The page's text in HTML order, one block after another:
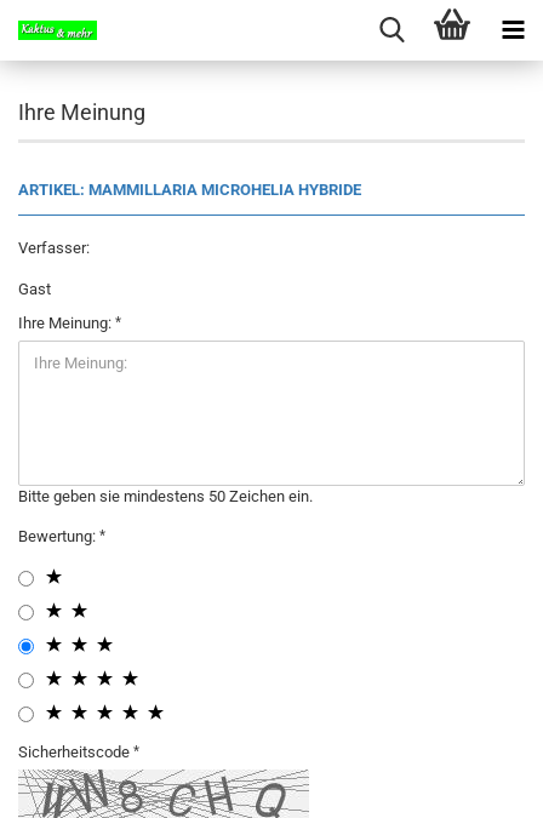
Ihre Meinung
ARTIKEL: MAMMILLARIA MICROHELIA HYBRIDE
Verfasser:
Gast
Ihre Meinung:
Bitte geben sie mindestens 50 Zeichen ein.
Bewertung:
Sicherheitscode